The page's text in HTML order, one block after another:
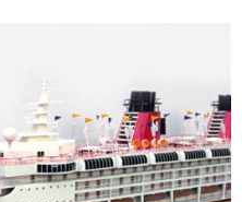
worldwide)